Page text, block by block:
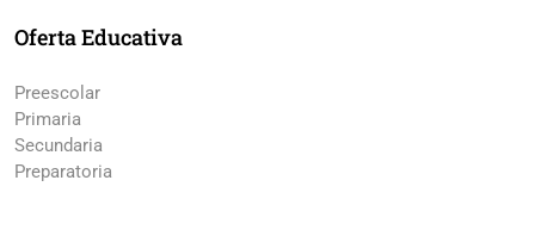
Oferta Educativa
Preescolar
Primaria
Secundaria
Preparatoria